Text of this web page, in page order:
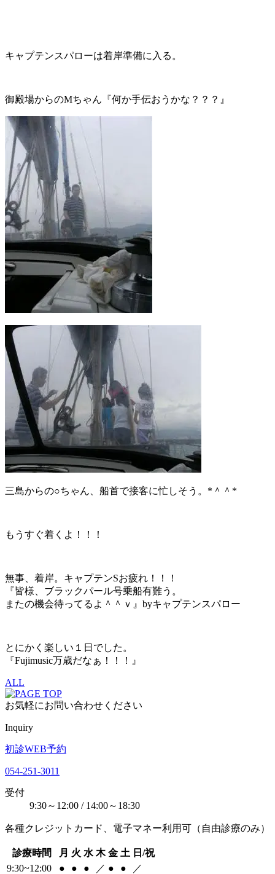
キャプテンスパローは着岸準備に入る。
御殿場からのMちゃん『何か手伝おうかな？？？』
三島からの○ちゃん、船首で接客に忙しそう。*＾＾*
もうすぐ着くよ！！！
無事、着岸。キャプテンSお疲れ！！！
『皆様、ブラックパール号乗船有難う。
またの機会待ってるよ＾＾ｖ』byキャプテンスパロー
とにかく楽しい１日でした。
『Fujimusic万歳だなぁ！！！』
ALL
お気軽にお問い合わせください
Inquiry
初診WEB予約
054-251-3011
受付
9:30～12:00 / 14:00～18:30
各種クレジットカード、電子マネー利用可（自由診療のみ）
診療時間 月 火 水 木 金 土 日/祝
9:30~12:00
● ● ● ／ ● ●
／